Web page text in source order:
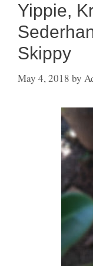
Yippie,
Skippy
May 4, 2018 by